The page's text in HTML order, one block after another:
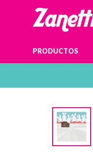
PRODUCTOS